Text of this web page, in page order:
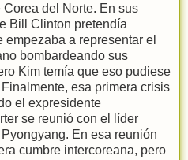
del Norte. En sus
Bill Clinton pretendía
a representar el
bombardeando sus
Kim temía que eso pudiese
esa primera crisis
el expresidente
se reunió con el líder
En esa reunión
cumbre intercoreana, pero